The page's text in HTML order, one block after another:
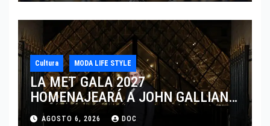
Cultura MODA LIFE STYLE
LA MET GALA 2027
HOMENAJEARÁ A JOHN GALLIANO
MARCANDO EL REGRESO DEL REY
AGOSTO 6, 2026 DOC